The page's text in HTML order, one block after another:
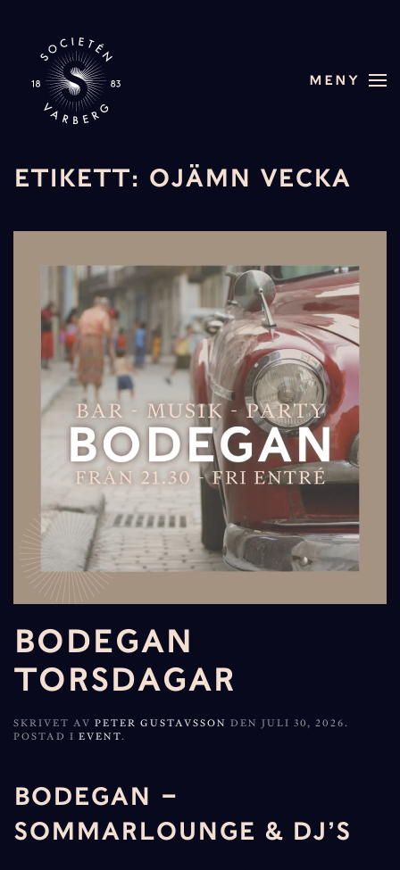
Skip to main content
MENY
ETIKETT: OJÄMN VECKA
BODEGAN
TORSDAGAR
SKRIVET AV PETER GUSTAVSSON DEN JULI 30, 2026 .
POSTAD I EVENT.
BODEGAN –
SOMMARLOUNGE & DJ’S